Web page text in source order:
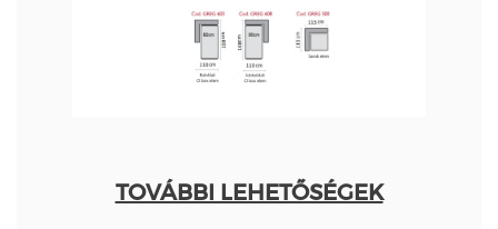
TOVÁBBI LEHETŐSÉGEK